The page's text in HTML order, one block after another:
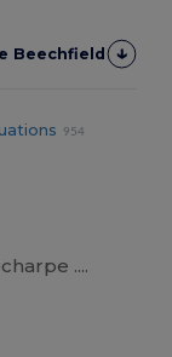
Beechfield
954
....